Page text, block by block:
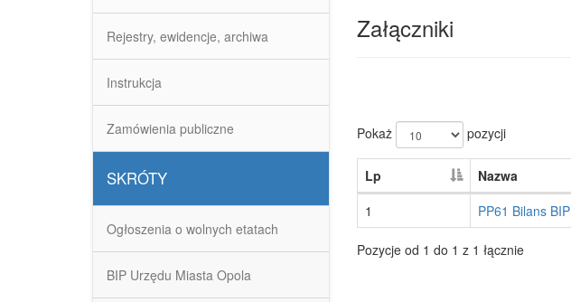
Rejestry, ewidencje, archiwa
Instrukcja
Zamówienia publiczne
SKRÓTY
Ogłoszenia o wolnych etatach
BIP Urzędu Miasta Opola
Załączniki
Pokaż pozycji
Lp Nazwa
1
PP61 Bilans BIP
Pozycje od 1 do 1 z 1 łącznie